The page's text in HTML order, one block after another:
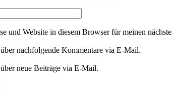
und Website in diesem Browser für meinen
nachfolgende Kommentare via E-Mail.
neue Beiträge via E-Mail.